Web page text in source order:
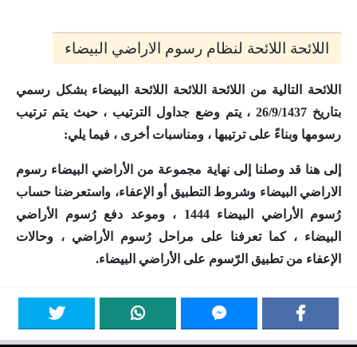
اللائحة اللائحة لنظام رسوم الاراضي البيضاء
اللائحة التالية من اللائحة اللائحة اللائحة البيضاء بشكل رسمي
بتاريخ 26/9/1437 ، يتم وضع جداول الترتيب ، حيث يتم ترتيب
رسومها وبناءً على ترتيبها ، ومناسبات أخرى ، فيما يلي:
إلى هنا قد وصلنا إلى نهاية مجموعة من الأراضي البيضاء رسوم
الاراضي البيضاء وشروط التطبيق أو الإعفاء، واستعرضنا حساب
رُسوم الأراضي البيضاء 1444 ، وموعد دفع رُسوم الأراضي
البيضاء ، كما تعرفنا على مراحل رُسوم الأراضي ، وحالات
الإعفاء من تطبيق الرّسوم على الأراضي البيضاء.